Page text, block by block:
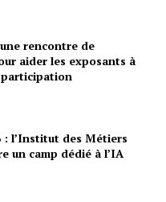
rencontre de
aider les exposants à
: l’Institut des Métiers
un camp dédié à l’IA